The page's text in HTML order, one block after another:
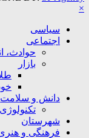
×
سیاسی
اجتماعی
حوادث،
بازار
دانش و سلامت
تکنولوژی
شهرستان
فرهنگی و